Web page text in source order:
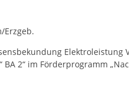
Erzgeb.
Elektroleistung
BA 2“ im Förderprogramm